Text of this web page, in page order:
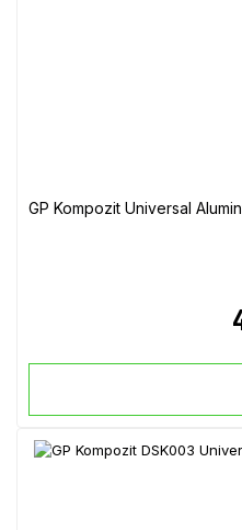
GP Kompozit Universal